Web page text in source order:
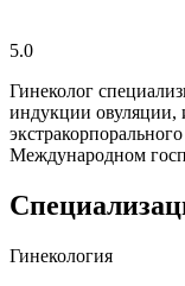
5.0
Гинеколог
индукции овуляции,
Международном
Гинекология